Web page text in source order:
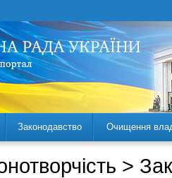
Законодавство Очищення
>